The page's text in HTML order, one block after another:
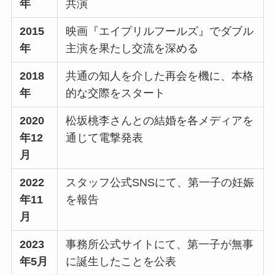
年
共演
2015
年
映画『エイプリルフールズ』でダブル
主演を果たし交流を深める
2018
年
共通の知人を介した再会を機に、本格
的な交際をスタート
2020
年12
月
松坂桃李さんとの結婚を各メディアを
通じて電撃発表
2022
年11
月
スタッフ公式SNSにて、第一子の妊娠
を報告
2023
年5月
事務所公式サイトにて、第一子が無事
に誕生したことを公表